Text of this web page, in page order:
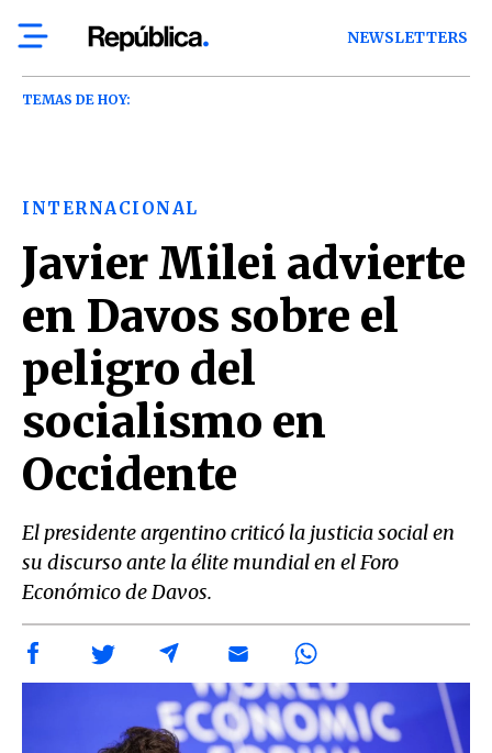
NEWSLETTERS
TEMAS DE HOY:
INTERNACIONAL
Javier Milei advierte
en Davos sobre el
peligro del
socialismo en
Occidente
El presidente argentino criticó la justicia social en
su discurso ante la élite mundial en el Foro
Económico de Davos.